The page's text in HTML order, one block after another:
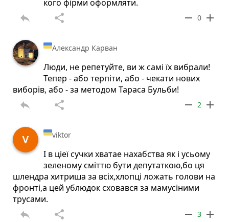
кого фірми оформляти.
reply share remove 0 add
Александр Карван
Люди, не репетуйте, ви ж самі їх вибрали!
Тепер - або терпіти, або - чекати нових
виборів, або - за методом Тараса Бульби!
reply share remove 2 add
viktor
І в ціеї сучки хватае нахабства як і усьому
зеленому сміттю бути депутаткою,бо ця
шлендра хитриша за всіх,хлопці ложать голови на
фронті,а цей ублюдок сховався за мамусіними
трусами.
reply share remove 3 add